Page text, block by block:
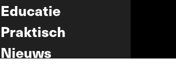
Educatie
Praktisch
Nieuws